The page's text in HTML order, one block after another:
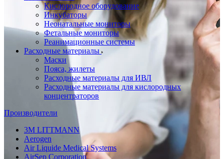
Кислородное оборудование
Инкубаторы
Неонатальные мониторы
Фетальные мониторы
Реанимационные системы
Расходные материалы
Маски
Пояса, жилеты
Расходные материалы для ИВЛ
Расходные материалы для кислородных
концентраторов
Производители
3M LITTMANN
Aerogen
Air Liquide Medical Systems
AirSep Corporation